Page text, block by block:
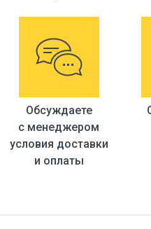
Обсуждаете
с менеджером
условия доставки
и оплаты